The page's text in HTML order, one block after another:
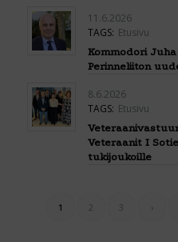
11.6.2026
TAGS: Etusivu
Kommodori
Perinneliiton
8.6.2026
TAGS: Etusivu
Veteraanit I
tukijoukoille
1 2 3 ›